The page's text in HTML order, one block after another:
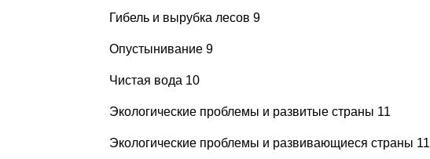
Гибель и вырубка лесов 9
Опустынивание 9
Чистая вода 10
Экологические проблемы и развитые страны 11
Экологические проблемы и развивающиеся страны 11